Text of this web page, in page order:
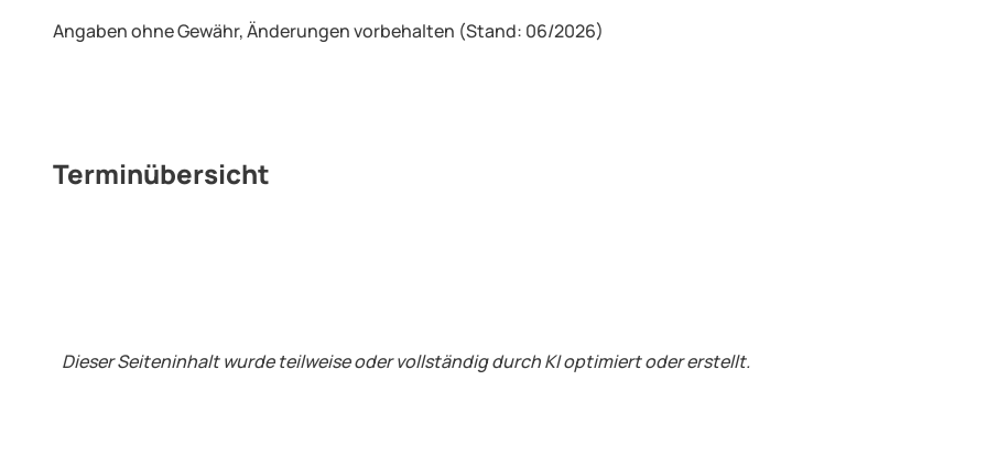
Angaben ohne Gewähr, Änderungen vorbehalten (Stand: 06/2026)
Terminübersicht
Dieser Seiteninhalt wurde teilweise oder vollständig durch KI optimiert oder erstellt.